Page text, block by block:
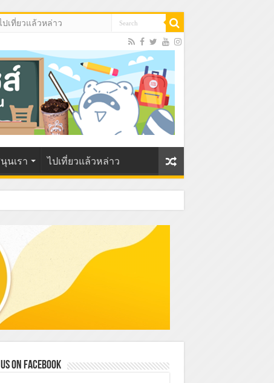
ปเที่ยวแล้วหล่าว
นเรา ไปเที่ยวแล้วหล่าว
on Facebook